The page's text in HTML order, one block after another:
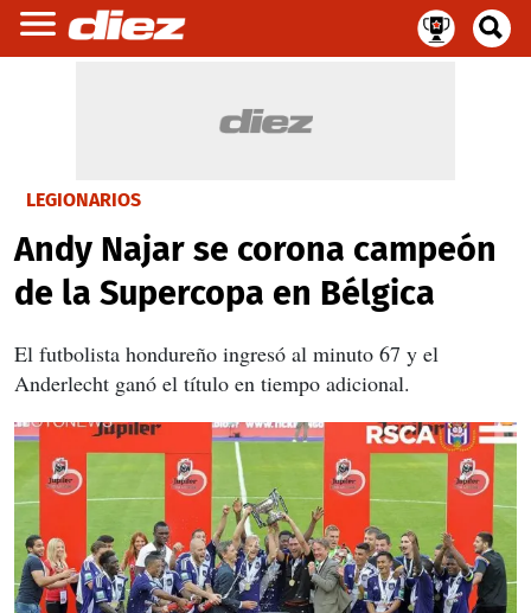
LEGIONARIOS
Andy Najar se corona campeón
de la Supercopa en Bélgica
El futbolista hondureño ingresó al minuto 67 y el
Anderlecht ganó el título en tiempo adicional.